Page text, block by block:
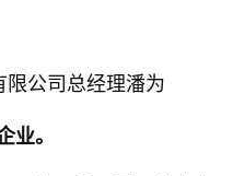
公司总经理潘为
。